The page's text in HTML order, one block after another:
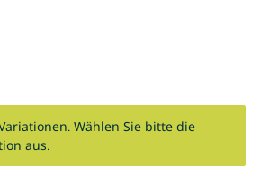
Wählen Sie bitte die
aus.